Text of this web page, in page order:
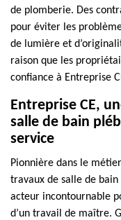
de plomberie. Des
pour éviter les
de lumière et
raison que les
confiance à Entreprise
Entreprise CE,
salle de bain
service
Pionnière dans le
travaux de salle de
acteur incontournable
d’un travail de maître.